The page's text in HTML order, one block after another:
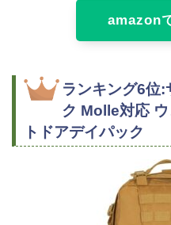
amazon
ランキング6位:
ク Molle対応
トドアデイパック